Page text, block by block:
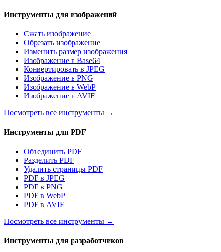
Инструменты для изображений
Сжать изображение
Обрезать изображение
Изменить размер изображения
Изображение в Base64
Конвертировать в JPEG
Изображение в PNG
Изображение в WebP
Изображение в AVIF
Посмотреть все инструменты →
Инструменты для PDF
Объединить PDF
Разделить PDF
Удалить страницы PDF
PDF в JPEG
PDF в PNG
PDF в WebP
PDF в AVIF
Посмотреть все инструменты →
Инструменты для разработчиков